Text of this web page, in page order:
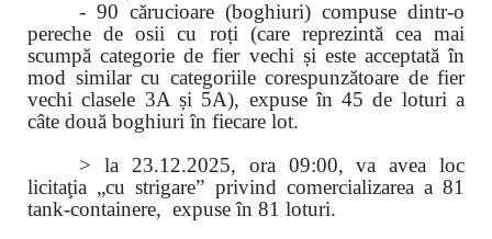
- 90 cărucioare (boghiuri) compuse dintr-o
pereche de osii cu roți (care reprezintă cea mai
scumpă categorie de fier vechi și este acceptată în
mod similar cu categoriile corespunzătoare de fier
vechi clasele 3A și 5A), expuse în 45 de loturi a
câte două boghiuri în fiecare lot.
> la 23.12.2025, ora 09:00, va avea loc
licitaţia „cu strigare” privind comercializarea a 81
tank-containere, expuse în 81 loturi.